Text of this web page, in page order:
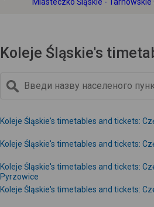
Koleje Śląskie's
Koleje Śląskie's timetables and tickets:
Koleje Śląskie's timetables and tickets:
Koleje Śląskie's timetables and tickets:
Pyrzowice
Koleje Śląskie's timetables and tickets: